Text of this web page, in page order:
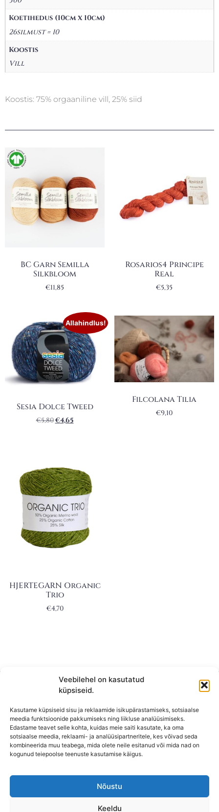
Veebilehel on kasutatud
küpsiseid.
Kasutame küpsiseid sisu ja reklaamide isikupärastamiseks, sotsiaalse
meedia funktsioonide pakkumiseks ning liikluse analüüsimiseks.
Edastame teavet selle kohta, kuidas meie saiti kasutate, ka oma
sotsiaalse meedia, reklaami- ja analüüsipartneritele, kes võivad seda
kombineerida muu teabega, mida olete neile esitanud või mida nad on
kogunud teiepoolse teenuste kasutamise käigus.
Nõustu
Keeldu
Koetihedus (10cm x 10cm)
26silmust = 10
Koostis
Vill
Koostis: 75% orgaaniline vill, 25% siid
BC Garn Semilla
Silkbloom
€11,85
Rosarios4 Principe
Real
€5,35
Allahindlus!
Sesia Dolce Tweed
€5,80€4,65
Filcolana Tilia
€9,10
HJERTEGARN Organic
Trio
€4,70
KONTAKT